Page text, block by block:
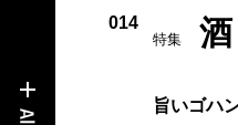
014
特集 酒
旨いゴハ